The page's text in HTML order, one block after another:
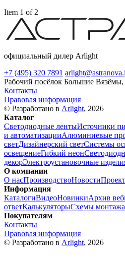
Item 1 of 2
официальный дилер Arlight
+7 (495) 320 7891
Рабочий посёлок Большие Вязёмы,
Контакты
Правовая информация
© Разработано в Arlight, 2026
Каталог
Светодиодные лентыИсточники
и автоматизацииАлюминиевые
светДизайнерский светСистемы
освещениеГибкий неон
декорЭлектроустановочные
О компании
О насПроизводствоНовости
Информация
КаталогиВидеоНовинкиАрхив
ответКалькуляторыСхемы монтажа
Покупателям
Контакты
Правовая информация
© Разработано в Arlight, 2026